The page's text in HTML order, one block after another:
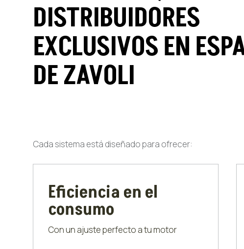
DISTRIBUIDORES
EXCLUSIVOS EN
DE ZAVOLI
Cada sistema está diseñado para ofrecer:
Eficiencia en el
consumo
Con un ajuste perfecto a tu motor